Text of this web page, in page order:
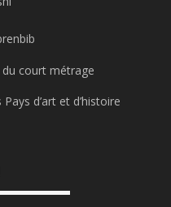
du court métrage
Pays d’art et d’histoire